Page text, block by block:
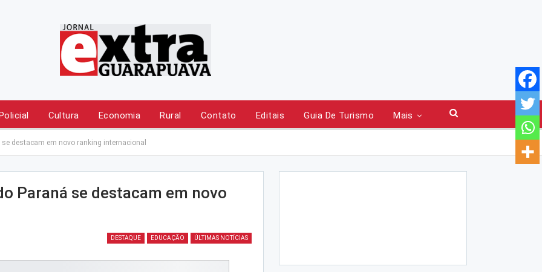
Cultura Economia Rural Contato Editais Guia De Turismo Mais
destacam em novo ranking internacional
Paraná se destacam em novo
DESTAQUE EDUCAÇÃO ÚLTIMAS NOTÍCIAS